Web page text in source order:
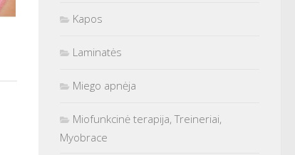
Kapos
Laminatės
Miego apnėja
Miofunkcinė terapija, Treineriai,
Myobrace